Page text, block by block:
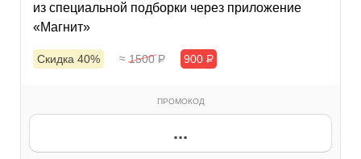
из специальной подборки через приложение
«Магнит»
Скидка 40% ≈ 1500Р 900 Р
ПРОМОКОД
...